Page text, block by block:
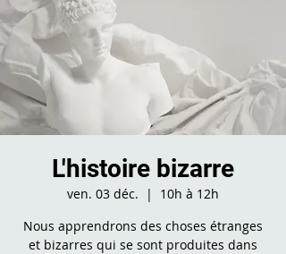
L'histoire bizarre
ven. 03 déc.
  |
10h à 12h
Nous apprendrons des choses étranges
et bizarres qui se sont produites dans